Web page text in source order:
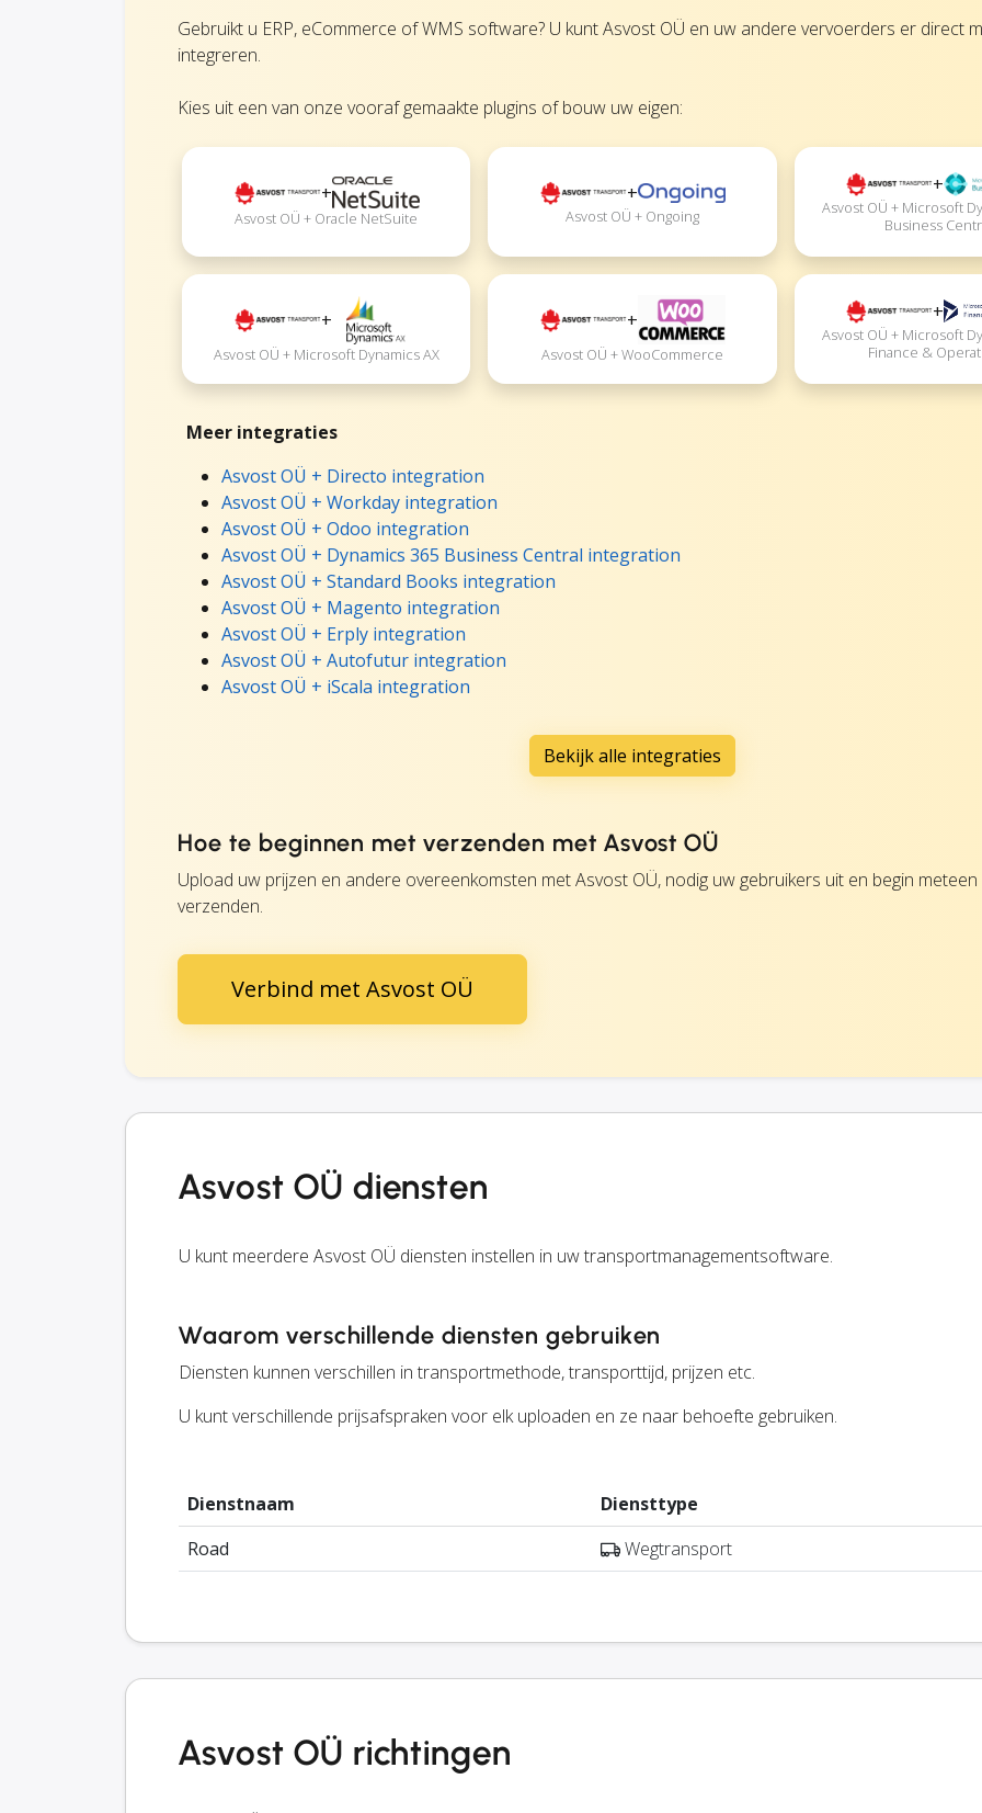
Gebruikt u ERP, eCommerce of WMS software? U kunt Asvost OÜ en uw andere vervoerders er direct
integreren.
Kies uit een van onze vooraf gemaakte plugins of bouw uw eigen:
+
Asvost OÜ + Oracle NetSuite
+
Asvost OÜ + Ongoing
+
Asvost OÜ + Microsoft
Business
+
Asvost OÜ + Microsoft Dynamics AX
+
Asvost OÜ + WooCommerce
+
Asvost OÜ + Microsoft
Finance &
Meer integraties
Asvost OÜ + Directo integration
Asvost OÜ + Workday integration
Asvost OÜ + Odoo integration
Asvost OÜ + Dynamics 365 Business Central integration
Asvost OÜ + Standard Books integration
Asvost OÜ + Magento integration
Asvost OÜ + Erply integration
Asvost OÜ + Autofutur integration
Asvost OÜ + iScala integration
Bekijk alle integraties
Hoe te beginnen met verzenden met Asvost OÜ
Upload uw prijzen en andere overeenkomsten met Asvost OÜ, nodig uw gebruikers uit en begin
verzenden.
Verbind met Asvost OÜ
Asvost OÜ diensten
U kunt meerdere Asvost OÜ diensten instellen in uw transportmanagementsoftware.
Waarom verschillende diensten gebruiken
Diensten kunnen verschillen in transportmethode, transporttijd, prijzen etc.
U kunt verschillende prijsafspraken voor elk uploaden en ze naar behoefte gebruiken.
Dienstnaam
Diensttype
Road
Wegtransport
Asvost OÜ richtingen